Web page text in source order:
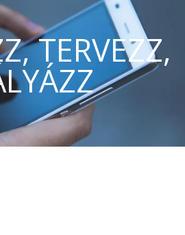
TERVEZZ,